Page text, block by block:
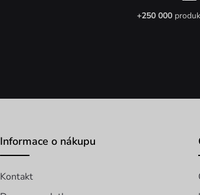
+250 000
Informace o nákupu
Kontakt